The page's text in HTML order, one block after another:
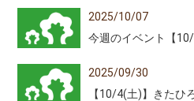
2025/10/07
今週のイベント【
2025/09/30
【10/4(土)】きたひ